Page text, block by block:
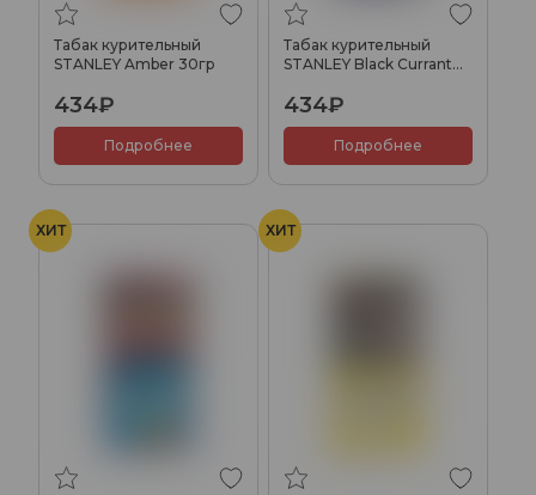
Табак курительный
STANLEY Amber 30гр
434₽
Подробнее
Табак курительный
STANLEY Black Currant
434₽
Подробнее
ХИТ ХИТ